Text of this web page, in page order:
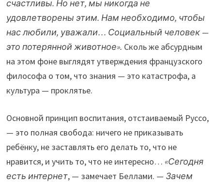
счастливы. Но нет, мы никогда не
удовлетворены этим. Нам необходимо, чтобы
нас любили, уважали… Социальный человек —
это потерянной животное». Сколь же абсурдным
на этом фоне выглядят утверждения французского
философа о том, что знания — это катастрофа, а
культура — проклятье.
Основной принцип воспитания, отстаиваемый Руссо,
— это полная свобода: ничего не приказывать
ребёнку, не заставлять его делать то, что не
нравится, и учить то, что не интересно…«Сегодня
есть интернет, — замечает Беллами. — Зачем